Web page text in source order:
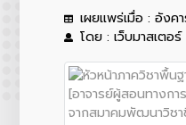
เผยแพร่เมื่อ : อังค
โดย : เว็บมาสเตอร์